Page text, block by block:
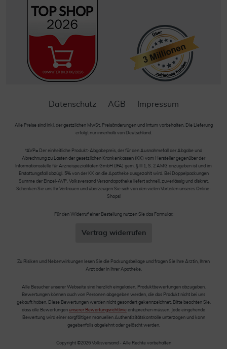
Datenschutz AGB Impressum
Alle Preise sind inkl. der gestzlichen MwSt. Preisänderungen und Irrtum vorbehalten. Die Lieferung
erfolgt nur innerhalb von Deutschland.
*AVP= Der einheitliche Produkt-Abgabepreis, der für den Ausnahmefall der Abgabe und
Abrechnung zu Lasten der gesetzlichen Krankenkassen (KK) vom Hersteller gegenüber der
Informationsstelle für Arzneispezialitäten GmbH (IFA) gem. § III 1, S. 2 AMG anzugeben ist und im
Erstattungsfall abzügl. 5% von der KK an die Apotheke ausgezahlt wird. Bei Doppelpackungen
Summe der Einzel-AVP. Volksversand Versandapotheke liefert schnell, zuverlässig und diskret.
Schenken Sie uns Ihr Vertrauen und überzeugen Sie sich von den vielen Vorteilen unseres Online-
Shops!
Für den Widerruf einer Bestellung nutzen Sie das Formular:
Vertrag widerrufen
Zu Risiken und Nebenwirkungen lesen Sie die Packungsbeilage und fragen Sie Ihre Ärztin, Ihren
Arzt oder in Ihrer Apotheke.
Alle Besucher unserer Webseite sind herzlich eingeladen, Produktbewertungen abzugeben.
Bewertungen können auch von Personen abgegeben werden, die das Produkt nicht bei uns
gekauft haben. Diese Bewertungen werden nicht gesondert gekennzeichnet. Bitte beachten Sie,
dass alle Bewertungen unserer Bewertungsrichtlinie entsprechen müssen. Jede eingehende
Bewertung wird einer sorgfältigen manuellen Authentizitätskontrolle unterzogen und kann
gegebenfalls abgelehnt oder gelöscht werden.
Copyright ©2026 Volksversand - Alle Rechte vorbehalten